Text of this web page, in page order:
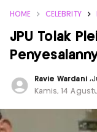
HOME CELEBRITY
JPU Tolak
Ravie Wardani ,
Kamis, 14